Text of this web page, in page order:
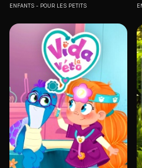
ENFANTS POUR LES PETITS